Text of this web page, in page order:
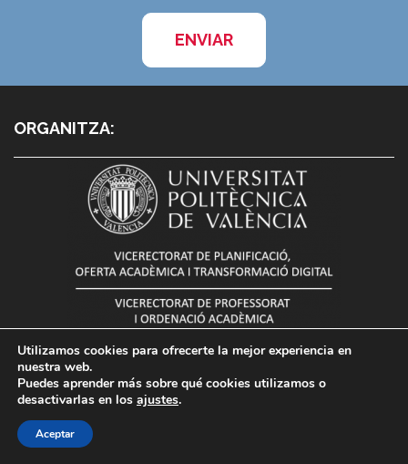
ORGANITZA:
Utilizamos cookies para ofrecerte la mejor experiencia en
nuestra web.
Puedes aprender más sobre qué cookies utilizamos o
desactivarlas en los ajustes.
Aceptar